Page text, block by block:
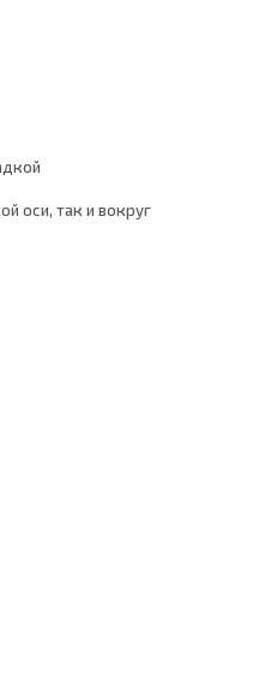
оси, так и вокруг